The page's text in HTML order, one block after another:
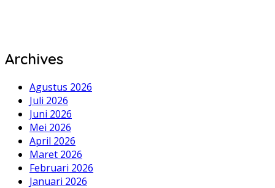
Archives
Agustus 2026
Juli 2026
Juni 2026
Mei 2026
April 2026
Maret 2026
Februari 2026
Januari 2026